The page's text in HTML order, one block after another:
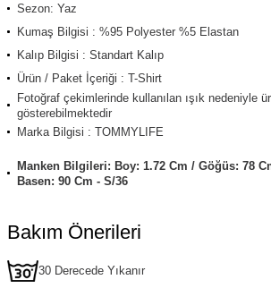
Sezon: Yaz
Kumaş Bilgisi : %95 Polyester %5 Elastan
Kalıp Bilgisi : Standart Kalıp
Ürün / Paket İçeriği : T-Shirt
Fotoğraf çekimlerinde kullanılan ışık nedeniyle
gösterebilmektedir
Marka Bilgisi : TOMMYLIFE
Manken Bilgileri: Boy: 1.72 Cm / Göğüs: 78
Basen: 90 Cm - S/36
Bakım Önerileri
30 Derecede Yıkanır